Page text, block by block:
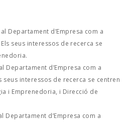
Departament d’Empresa com a
seus interessos de recerca se
Departament d’Empresa com a
interessos de recerca se centren
i Emprenedoria, i Direcció de
Departament d’Empresa com a